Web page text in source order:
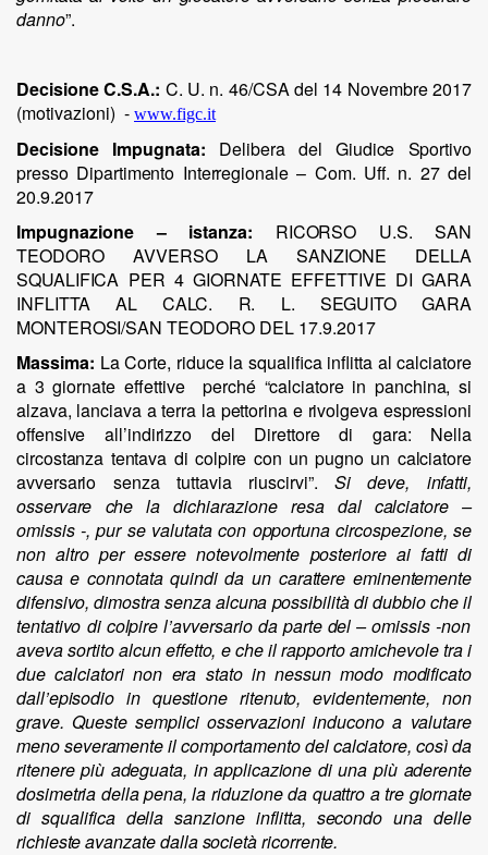
danno”.
Decisione C.S.A.: C. U. n. 46/CSA del 14 Novembre 2017
(motivazioni) - www.figc.it
Decisione Impugnata: Delibera del Giudice Sportivo
presso Dipartimento Interregionale– Com. Uff. n. 27del
20.9.2017
Impugnazione – istanza: RICORSO U.S.
SAN
TEODORO
AVVERSO LASANZIONE
DELLA
SQUALIFICA PER 4GIORNATE EFFETTIVE DI GARA
INFLITTA
AL CALC. R. L. SEGUITO
GARA
MONTEROSI/SAN TEODORO DEL17.9.2017
Massima: La Corte, riduce la squalifica inflitta al calciatore
a 3 giornate effettive
perché “calciatoreinpanchina, si
alzava, lanciavaaterra la pettorina e rivolgeva espressioni
offensive
all’indirizzo del Direttoredigara:
Nella
circostanza tentava di colpire con unpugnoun calciatore
avversario
senza tuttavia riuscirvi”. Si deve,
infatti,
osservare che ladichiarazione resa dal calciatore –
omissis -, pur se valutata con opportuna circospezione, se
nonaltro per essere notevolmente posteriore ai fattidi
causaeconnotata quindida un carattere eminentemente
difensivo, dimostrasenza alcuna possibilitàdi dubbiocheil
tentativo di colpire l’avversarioda parte del – omissis -non
avevasortitoalcuneffetto, echeilrapportoamichevoletrai
duecalciatorinon era statoinnessunmodo modificato
dall’episodio in questione ritenuto, evidentemente, non
grave. Queste semplici osservazioni induconoa valutare
menoseveramenteilcomportamentodelcalciatore, cosìda
ritenerepiù adeguata, in applicazione di una più aderente
dosimetria dellapena, lariduzioneda quattro atre giornate
disqualifica della sanzione inflitta, secondo unadelle
richiesteavanzatedallasocietàricorrente.